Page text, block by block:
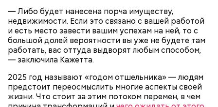
— Либо будет нанесена порча имуществу,
недвижимости. Если это связано с вашей работой
и есть место завести вашим успехам на ней, то с
большой долей вероятности вы уже не будете там
работать, вас оттуда выдворят любым способом,
— заключила Кажетта.
2025 год называют «годом отшельника» — людям
предстоит переосмыслить многие аспекты своей
жизни. Что стоит за этим потоком перемен, в чем
— Первые двое суток мы постоянно были на ногах.
Каждые два часа ездили делать замеры радиации.
Время от выезда до выезда — на отдых. Работа и
есть работа. Ее надо выполнять, — говорит он.